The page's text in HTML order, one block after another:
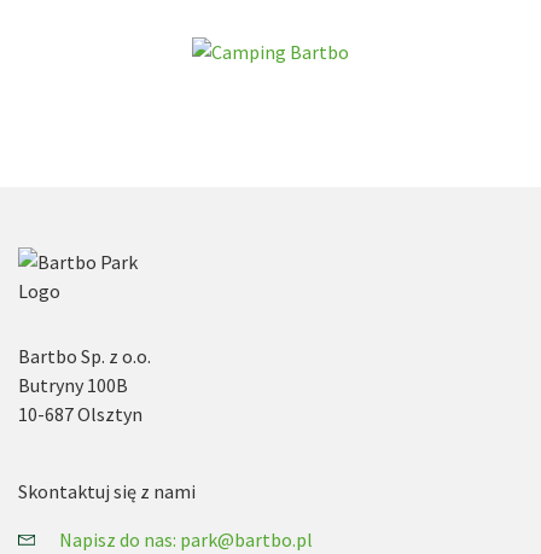
Bartbo Sp. z o.o.
Butryny 100B
10-687 Olsztyn
Skontaktuj się z nami
Napisz do nas: park@bartbo.pl